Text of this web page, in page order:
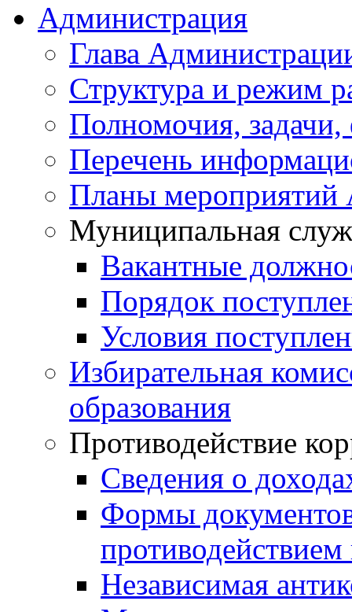
Администрация
Глава
Структура и режим
Полномочия,
Перечень
Планы мероприятий
Муниципальная
Вакантные
Порядок
Условия
Избирательная
образования
Противодействие
Сведения о
Формы
Независимая